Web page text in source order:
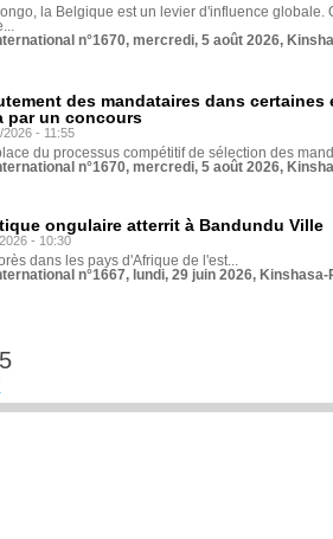
la Belgique est un levier d'influence globale.
n°1670, mercredi, 5 août 2026,
des mandataires dans
par un concours
2026 - 11:55
du processus compétitif de sélection des
n°1670, mercredi, 5 août 2026,
ongulaire atterrit à Bandundu Ville
- 10:30
dans les pays d'Afrique de l'est...
n°1667, lundi, 29 juin 2026,